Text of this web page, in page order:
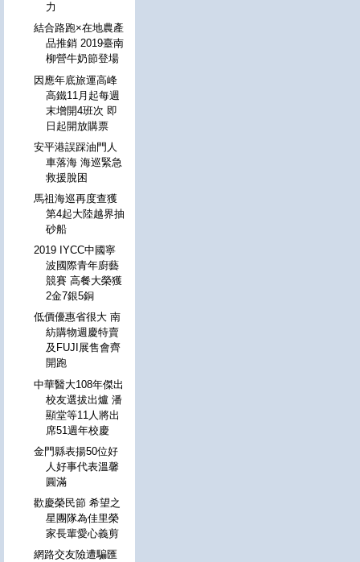
力
結合路跑×在地農產
品推銷 2019臺南
柳營牛奶節登場
因應年底旅運高峰
高鐵11月起每週
末增開4班次 即
日起開放購票
安平港誤踩油門人
車落海 海巡緊急
救援脫困
馬祖海巡再度查獲
第4起大陸越界抽
砂船
2019 IYCC中國寧
波國際青年廚藝
競賽 高餐大榮獲
2金7銀5銅
低價優惠省很大 南
紡購物週慶特賣
及FUJI展售會齊
開跑
中華醫大108年傑出
校友選拔出爐 潘
顯堂等11人將出
席51週年校慶
金門縣表揚50位好
人好事代表溫馨
圓滿
歡慶榮民節 希望之
星團隊為佳里榮
家長輩愛心義剪
網路交友險遭騙匯